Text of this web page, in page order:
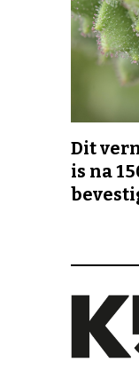
Dit
is na